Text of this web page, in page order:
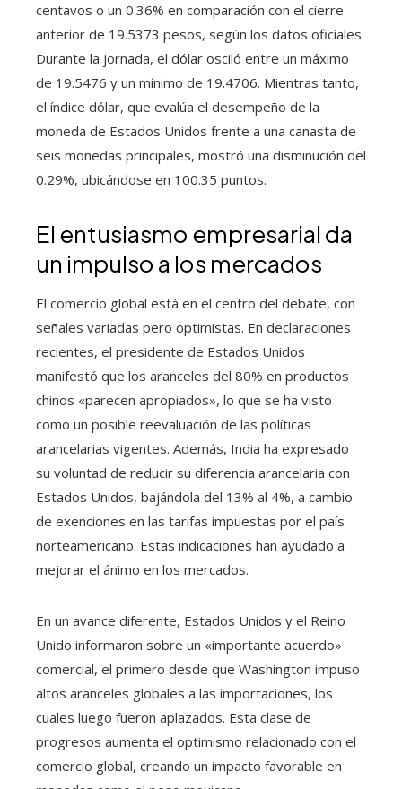
centavos o un 0.36% en comparación con el cierre
anterior de 19.5373 pesos, según los datos oficiales.
Durante la jornada, el dólar osciló entre un máximo
de 19.5476 y un mínimo de 19.4706. Mientras tanto,
el índice dólar, que evalúa el desempeño de la
moneda de Estados Unidos frente a una canasta de
seis monedas principales, mostró una disminución del
0.29%, ubicándose en 100.35 puntos.
El entusiasmo empresarial da
un impulso a los mercados
El comercio global está en el centro del debate, con
señales variadas pero optimistas. En declaraciones
recientes, el presidente de Estados Unidos
manifestó que los aranceles del 80% en productos
chinos «parecen apropiados», lo que se ha visto
como un posible reevaluación de las políticas
arancelarias vigentes. Además, India ha expresado
su voluntad de reducir su diferencia arancelaria con
Estados Unidos, bajándola del 13% al 4%, a cambio
de exenciones en las tarifas impuestas por el país
norteamericano. Estas indicaciones han ayudado a
mejorar el ánimo en los mercados.
En un avance diferente, Estados Unidos y el Reino
Unido informaron sobre un «importante acuerdo»
comercial, el primero desde que Washington impuso
altos aranceles globales a las importaciones, los
cuales luego fueron aplazados. Esta clase de
progresos aumenta el optimismo relacionado con el
comercio global, creando un impacto favorable en